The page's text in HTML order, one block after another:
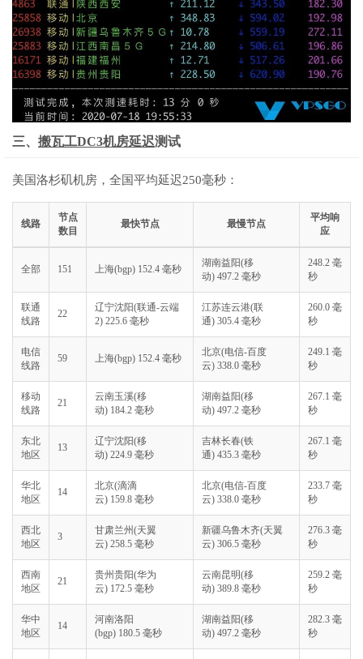
三、 搬瓦工DC3机房延迟测试
美国洛杉矶机房，全国平均延迟250毫秒：
线路
节点
数目
最快节点 最慢节点
平均响
应
全部 151 上海(bgp) 152.4 毫秒
湖南益阳(移
动) 497.2 毫秒
248.2 毫
秒
联通
线路
22
辽宁沈阳(联通-云端
2) 225.6 毫秒
江苏连云港(联
通) 305.4 毫秒
260.0 毫
秒
电信
线路
59 上海(bgp) 152.4 毫秒
北京(电信-百度
云) 338.0 毫秒
249.1 毫
秒
移动
线路
21
云南玉溪(移
动) 184.2 毫秒
湖南益阳(移
动) 497.2 毫秒
267.1 毫
秒
东北
地区
13
辽宁沈阳(移
动) 224.9 毫秒
吉林长春(铁
通) 435.3 毫秒
267.1 毫
秒
华北
地区
14
北京(滴滴
云) 159.8 毫秒
北京(电信-百度
云) 338.0 毫秒
233.7 毫
秒
西北
地区
3
甘肃兰州(天翼
云) 258.5 毫秒
新疆乌鲁木齐(天翼
云) 306.5 毫秒
276.3 毫
秒
西南
地区
21
贵州贵阳(华为
云) 172.5 毫秒
云南昆明(移
动) 389.8 毫秒
259.2 毫
秒
华中
地区
14
河南洛阳
(bgp) 180.5 毫秒
湖南益阳(移
动) 497.2 毫秒
282.3 毫
秒